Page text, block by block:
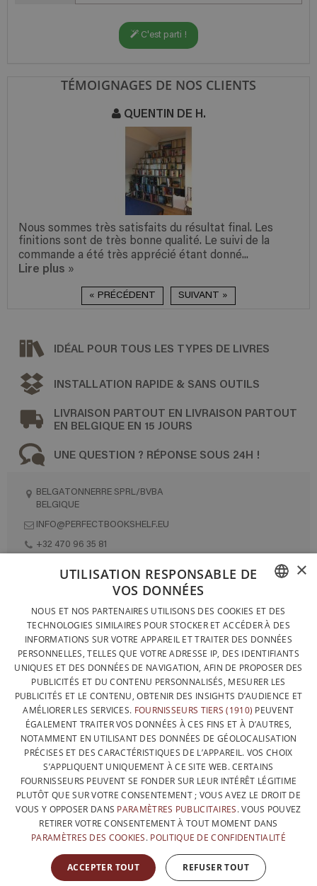
C'est parti !
TÉMOIGNAGES DE NOS CLIENTS
QUENTIN DE H.
Nous sommes très satisfaits du résultat final. Les
finitions sont de très bonne qualité. Le suivi de la
commande a été très apprécié étant donné...
Lire plus »
« PRÉCÉDENT SUIVANT »
IDÉAL POUR TOUS LES TYPES DE LIVRES
INSTALLATION RAPIDE & SANS OUTILS
LIVRAISON PARTOUT EN LIVRAISON PARTOUT
EN BELGIQUE EN 15 JOURS
UNE QUESTION ? RÉPONSE SOUS 24H !
BELGATONNERRE SPRL/BVBA
BELGIQUE
INFO@PERFECTBOOKSHELF.EU
+32 470 96 35 81
CONTACTEZ-NOUS
PROTECTION DES DONNÉES
CONDITIONS GÉNÉRALES DE VENTE
SITEMAP
FRENCH
DUTCH
ENGLISH
×
UTILISATION RESPONSABLE DE
VOS DONNÉES
NOUS ET NOS PARTENAIRES UTILISONS DES COOKIES ET DES
TECHNOLOGIES SIMILAIRES POUR STOCKER ET ACCÉDER À DES
INFORMATIONS SUR VOTRE APPAREIL ET TRAITER DES DONNÉES
PERSONNELLES, TELLES QUE VOTRE ADRESSE IP, DES IDENTIFIANTS
UNIQUES ET DES DONNÉES DE NAVIGATION, AFIN DE PROPOSER DES
PUBLICITÉS ET DU CONTENU PERSONNALISÉS, MESURER LES
PUBLICITÉS ET LE CONTENU, OBTENIR DES INSIGHTS D’AUDIENCE ET
AMÉLIORER LES SERVICES. FOURNISSEURS TIERS (1910) PEUVENT
ÉGALEMENT TRAITER VOS DONNÉES À CES FINS ET À D’AUTRES,
NOTAMMENT EN UTILISANT DES DONNÉES DE GÉOLOCALISATION
PRÉCISES ET DES CARACTÉRISTIQUES DE L’APPAREIL. VOS CHOIX
S’APPLIQUENT UNIQUEMENT À CE SITE WEB. CERTAINS
FOURNISSEURS PEUVENT SE FONDER SUR LEUR INTÉRÊT LÉGITIME
PLUTÔT QUE SUR VOTRE CONSENTEMENT ; VOUS AVEZ LE DROIT DE
VOUS Y OPPOSER DANS PARAMÈTRES PUBLICITAIRES. VOUS POUVEZ
RETIRER VOTRE CONSENTEMENT À TOUT MOMENT DANS
PARAMÈTRES DES COOKIES. POLITIQUE DE CONFIDENTIALITÉ
ACCEPTER TOUT REFUSER TOUT